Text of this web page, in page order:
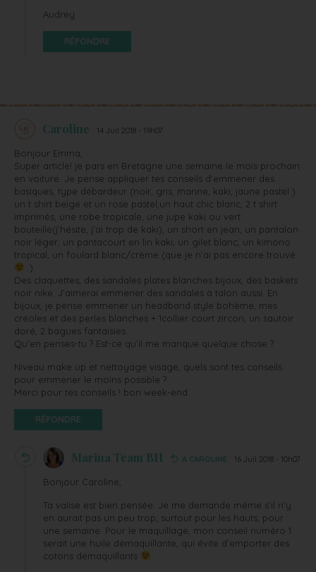
Audrey
RÉPONDRE
Caroline 14 Juil 2018 - 19h07
Bonjour Emma,
Super article! je pars en Bretagne une semaine le mois prochain
en voiture. Je pense appliquer tes conseils d’emmener des
basiques, type débardeur (noir, gris, marine, kaki, jaune pastel )
un t shirt beige et un rose pastel,un haut chic blanc, 2 t shirt
imprimés, une robe tropicale, une jupe kaki ou vert
bouteille(j’hésite, j’ai trop de kaki), un short en jean, un pantalon
noir léger, un pantacourt en lin kaki, un gilet blanc, un kimono
tropical, un foulard blanc/crème (que je n’ai pas encore trouvé
.)
Des claquettes, des sandales plates blanches bijoux, des baskets
noir nike. J’aimerai emmener des sandales à talon aussi. En
bijoux, je pense emmener un headband style bohème, mes
créoles et des perles blanches + 1collier court zircon, un sautoir
doré, 2 bagues fantaisies.
Qu’en penses-tu ? Est-ce qu’il me manque quelque chose ?
Niveau make up et nettoyage visage, quels sont tes conseils
pour emmener le moins possible ?
Merci pour tes conseils ! bon week-end
RÉPONDRE
Marina Team BH À CAROLINE 16 Juil 2018 - 10h07
Bonjour Caroline,
Ta valise est bien pensée. Je me demande même s’il n’y
en aurait pas un peu trop, surtout pour les hauts, pour
une semaine. Pour le maquillage, mon conseil numéro 1
serait une huile démaquillante, qui évite d’emporter des
cotons démaquillants